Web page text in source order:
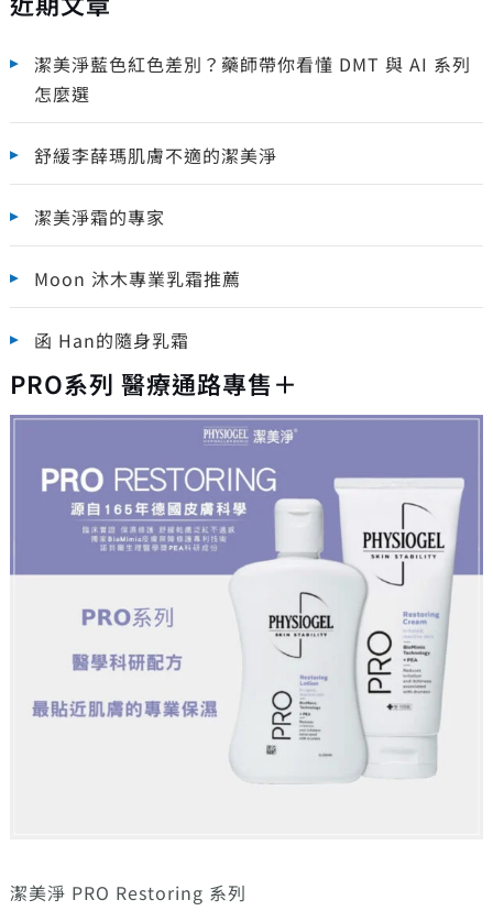
潔美淨藍色紅色差別？藥師帶你看懂 DMT 與 AI 系列
怎麼選
舒緩李薛瑪肌膚不適的潔美淨
潔美淨霜的專家
Moon 沐木專業乳霜推薦
函 Han的隨身乳霜
PRO系列 醫療通路專售＋
潔美淨 PRO Restoring 系列